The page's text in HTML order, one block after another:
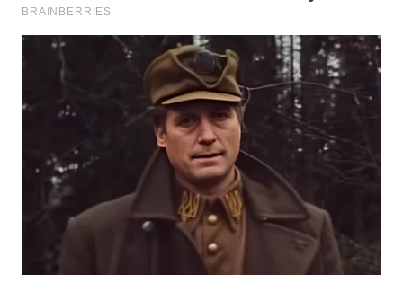
LANGKAT
TANJUNG
LESUNG